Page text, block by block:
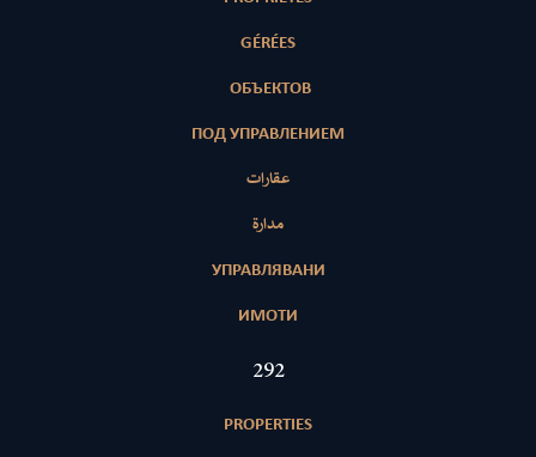
GÉRÉES
ОБЪЕКТОВ
ПОД УПРАВЛЕНИЕМ
عقارات
مدارة
УПРАВЛЯВАНИ
ИМОТИ
415
PROPERTIES